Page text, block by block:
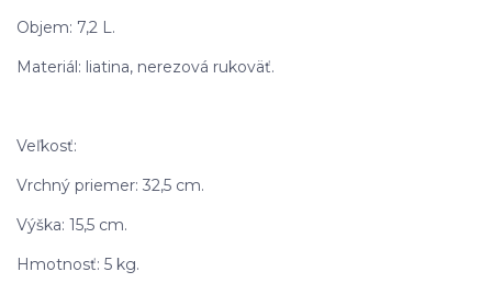
Objem: 7,2 L.
Materiál: liatina, nerezová rukoväť.
Veľkosť:
Vrchný priemer: 32,5 cm.
Výška: 15,5 cm.
Hmotnosť: 5 kg.